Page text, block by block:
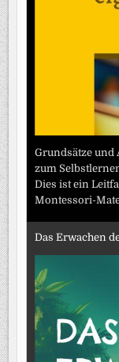
Grundsätze und
zum
Dies ist ein
Montessori-
Das Erwachen